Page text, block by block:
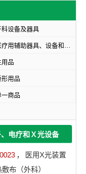
科设备及器具
医疗用辅助器具、设备和用品
用品
形用品
一商品
电疗和Ｘ光设备
，
医用X光装置
布（外科）